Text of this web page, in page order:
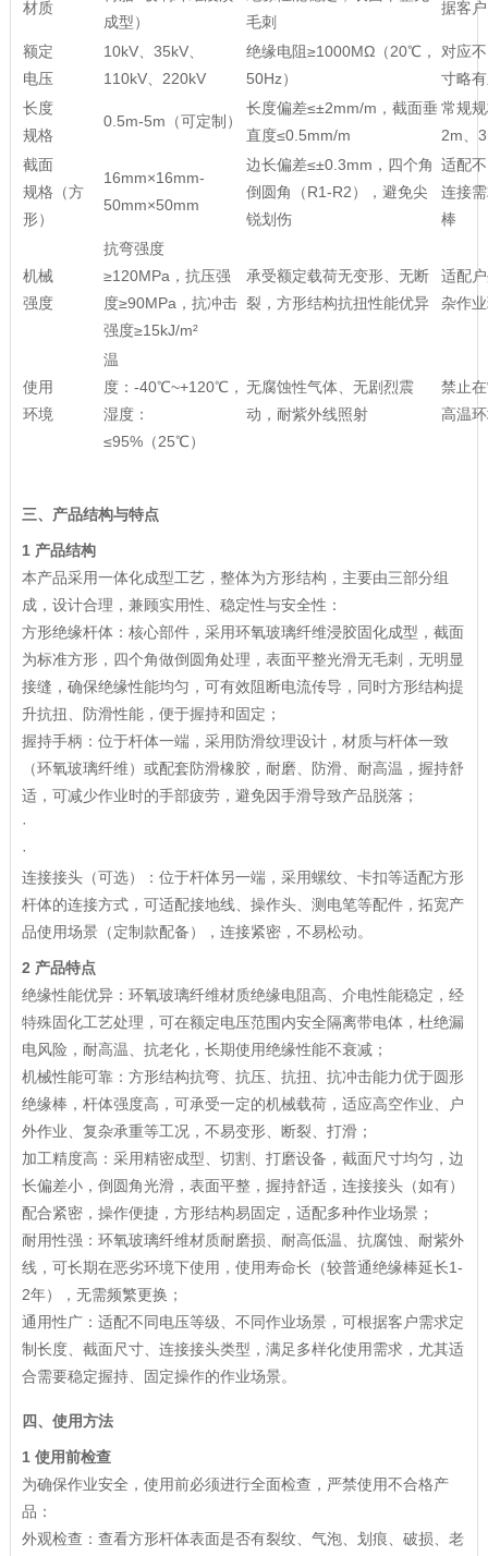
材质
成型）
毛刺
据客
额定
电压
10kV、35kV、
110kV、220kV
绝缘电阻≥1000MΩ（20℃，
50Hz）
对应
寸略
长度
规格
0.5m-5m（可定制）
长度偏差≤±2mm/m，截面垂
直度≤0.5mm/m
常规
2m、
截面
规格（方
形）
16mm×16mm-
50mm×50mm
边长偏差≤±0.3mm，四个角
倒圆角（R1-R2），避免尖
锐划伤
适配
连接
棒
机械
强度
抗弯强度
≥120MPa，抗压强
度≥90MPa，抗冲击
强度≥15kJ/m²
承受额定载荷无变形、无断
裂，方形结构抗扭性能优异
适配
杂作
使用
环境
温
度：-40℃~+120℃，
湿度：
≤95%（25℃）
无腐蚀性气体、无剧烈震
动，耐紫外线照射
禁止
高温
三、产品结构与特点
1 产品结构
本产品采用一体化成型工艺，整体为方形结构，主要由三部分组
成，设计合理，兼顾实用性、稳定性与安全性：
方形绝缘杆体：核心部件，采用环氧玻璃纤维浸胶固化成型，截面
为标准方形，四个角做倒圆角处理，表面平整光滑无毛刺，无明显
接缝，确保绝缘性能均匀，可有效阻断电流传导，同时方形结构提
升抗扭、防滑性能，便于握持和固定；
握持手柄：位于杆体一端，采用防滑纹理设计，材质与杆体一致
（环氧玻璃纤维）或配套防滑橡胶，耐磨、防滑、耐高温，握持舒
适，可减少作业时的手部疲劳，避免因手滑导致产品脱落；
·
·
连接接头（可选）：位于杆体另一端，采用螺纹、卡扣等适配方形
杆体的连接方式，可适配接地线、操作头、测电笔等配件，拓宽产
品使用场景（定制款配备），连接紧密，不易松动。
2 产品特点
绝缘性能优异：环氧玻璃纤维材质绝缘电阻高、介电性能稳定，经
特殊固化工艺处理，可在额定电压范围内安全隔离带电体，杜绝漏
电风险，耐高温、抗老化，长期使用绝缘性能不衰减；
机械性能可靠：方形结构抗弯、抗压、抗扭、抗冲击能力优于圆形
绝缘棒，杆体强度高，可承受一定的机械载荷，适应高空作业、户
外作业、复杂承重等工况，不易变形、断裂、打滑；
加工精度高：采用精密成型、切割、打磨设备，截面尺寸均匀，边
长偏差小，倒圆角光滑，表面平整，握持舒适，连接接头（如有）
配合紧密，操作便捷，方形结构易固定，适配多种作业场景；
耐用性强：环氧玻璃纤维材质耐磨损、耐高低温、抗腐蚀、耐紫外
线，可长期在恶劣环境下使用，使用寿命长（较普通绝缘棒延长1-
2年），无需频繁更换；
通用性广：适配不同电压等级、不同作业场景，可根据客户需求定
制长度、截面尺寸、连接接头类型，满足多样化使用需求，尤其适
合需要稳定握持、固定操作的作业场景。
四、使用方法
1 使用前检查
为确保作业安全，使用前必须进行全面检查，严禁使用不合格产
品：
外观检查：查看方形杆体表面是否有裂纹、气泡、划痕、破损、老